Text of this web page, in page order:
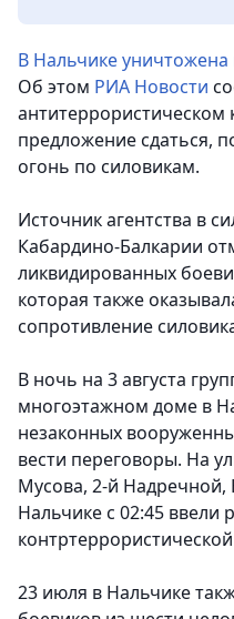
В Нальчике
Об этом РИА Новости
предложение сдаться,
огонь по силовикам.
Источник агентства в
Кабардино-Балкарии
ликвидированных
которая также
сопротивление
В ночь на 3 августа
многоэтажном доме в
незаконных
вести переговоры. На
Мусова, 2-й Надречной,
Нальчике с 02:45 ввели
23 июля в Нальчике